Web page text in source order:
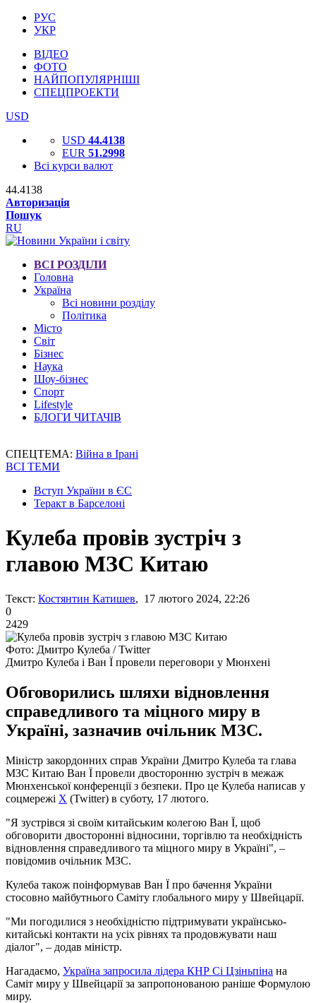
РУС
УКР
ВІДЕО
ФОТО
НАЙПОПУЛЯРНІШІ
СПЕЦПРОЕКТИ
USD
USD 44.4138
EUR 51.2998
Всі курси валют
44.4138
Авторизація
Пошук
RU
ВСІ РОЗДІЛИ
Головна
Україна
Всі новини розділу
Політика
Місто
Світ
Бізнес
Наука
Шоу-бізнес
Спорт
Lifestyle
БЛОГИ ЧИТАЧІВ
СПЕЦТЕМА: Війна в Ірані
ВСІ ТЕМИ
Вступ України в ЄС
Теракт в Барселоні
Кулеба провів зустріч з
главою МЗС Китаю
Текст: Костянтин Катишев, 17 лютого 2024, 22:26
0
2429
Фото: Дмитро Кулеба / Twitter
Дмитро Кулеба і Ван Ї провели переговори у Мюнхені
Обговорились шляхи відновлення
справедливого та міцного миру в
Україні, зазначив очільник МЗС.
Міністр закордонних справ України Дмитро Кулеба та глава
МЗС Китаю Ван Ї провели двосторонню зустріч в межаж
Мюнхенської конференції з безпеки. Про це Кулеба написав у
соцмережі X (Twitter) в суботу, 17 лютого.
"Я зустрівся зі своїм китайським колегою Ван Ї, щоб
обговорити двосторонні відносини, торгівлю та необхідність
відновлення справедливого та міцного миру в Україні", –
повідомив очільник МЗС.
Кулеба також поінформував Ван Ї про бачення України
стосовно майбутнього Саміту глобального миру у Швейцарії.
"Ми погодилися з необхідністю підтримувати українсько-
китайські контакти на усіх рівнях та продовжувати наш
діалог", – додав міністр.
Нагадаємо, Україна запросила лідера КНР Сі Цзіньпіна на
Саміт миру у Швейцарії за запропонованою раніше Формулою
миру.